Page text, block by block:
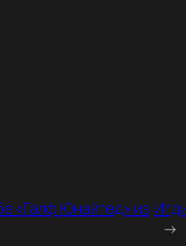
«Галф Юнайтед» из
→